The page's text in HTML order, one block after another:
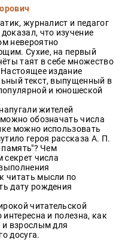
журналист и педагог
что изучение
невероятно
Сухие, на первый
таят в себе множество
издание
текст, выпущенный в
и юношеской
жителей
обозначать числа
можно использовать
героя рассказа А. П.
память"? Чем
секрет числа
читать мысли по
дату рождения
читательской
и полезна, как
и взрослым для
досуга.